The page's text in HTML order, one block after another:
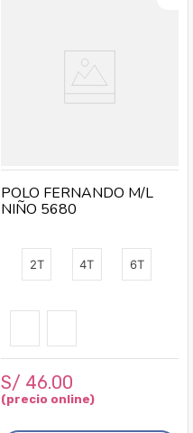
2T 4T 6T
POLO FERNANDO M/L
NIÑO 5680
S/ 46.00